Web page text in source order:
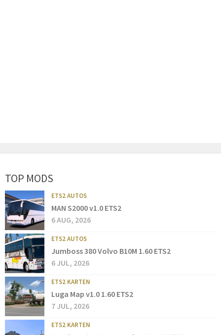
TOP MODS
ETS2 AUTOS
MAN S2000 v1.0 ETS2
6 AUG, 2026
ETS2 AUTOS
Jumboss 380 Volvo B10M 1.60 ETS2
6 JUL, 2026
ETS2 KARTEN
Luga Map v1.0 1.60 ETS2
7 JUL, 2026
ETS2 KARTEN